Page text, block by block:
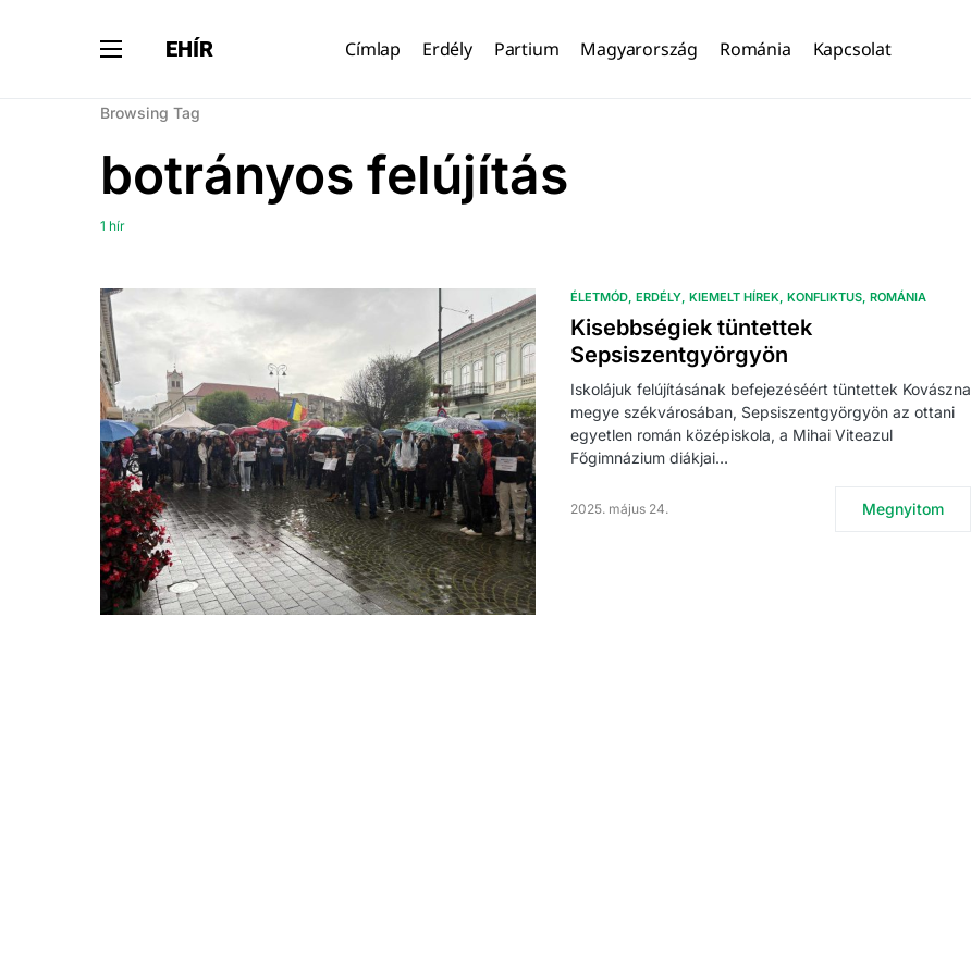
EHÍR Címlap Erdély Partium Magyarország Románia Kapcsolat
Browsing Tag
botrányos felújítás
1 hír
ÉLETMÓD ERDÉLY KIEMELT HÍREK KONFLIKTUS ROMÁNIA
Kisebbségiek tüntettek
Sepsiszentgyörgyön
Iskolájuk felújításának befejezéséért tüntettek Kovászna
megye székvárosában, Sepsiszentgyörgyön az ottani
egyetlen román középiskola, a Mihai Viteazul
Főgimnázium diákjai…
2025. május 24. Megnyitom